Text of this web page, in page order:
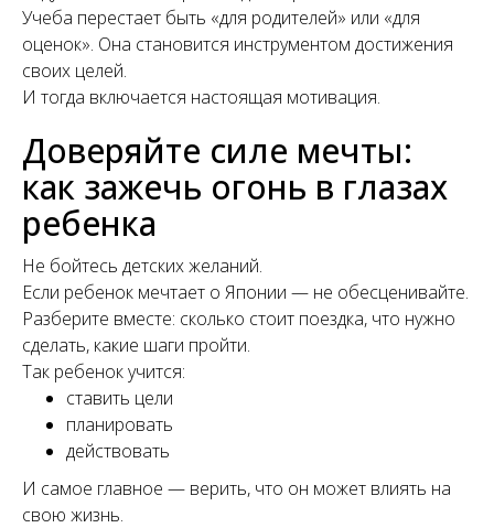
Учеба перестает быть «для родителей» или «для
оценок». Она становится инструментом достижения
своих целей.
И тогда включается настоящая мотивация.
Доверяйте силе мечты:
как зажечь огонь в глазах
ребенка
Не бойтесь детских желаний.
Если ребенок мечтает о Японии — не обесценивайте.
Разберите вместе: сколько стоит поездка, что нужно
сделать, какие шаги пройти.
Так ребенок учится:
ставить цели
планировать
действовать
И самое главное — верить, что он может влиять на
свою жизнь.